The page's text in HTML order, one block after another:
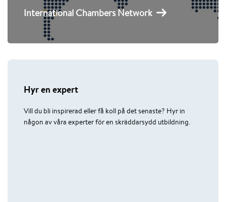
International Chambers Network
Hyr en expert
Vill du bli inspirerad eller få koll på det senaste? Hyr in
någon av våra experter för en skräddarsydd utbildning.